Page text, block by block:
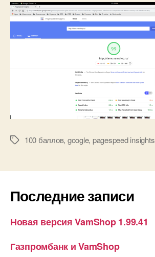
Метки100 баллов, google, pagespeed insights
Последние записи
Новая версия VamShop 1.99.41
Газпромбанк и VamShop